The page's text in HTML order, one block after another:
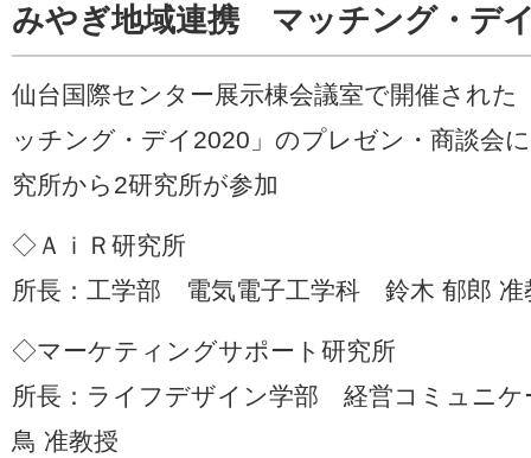
みやぎ地域連携 マッチング・デ
仙台国際センター展示棟会議室で開催され
ッチング・デイ2020」のプレゼン・商談会
究所から2研究所が参加
◇ＡｉＲ研究所
所長：工学部 電気電子工学科 鈴木 郁郎 准
◇マーケティングサポート研究所
所長：ライフデザイン学部 経営コミュニ
鳥 准教授